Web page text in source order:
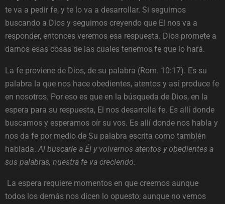
te va a pedir fe, y te lo va a desarrollar. Si seguimos
buscando a Dios y seguimos creyendo que El nos va a
responder, entonces veremos esa respuesta. Dios promete a
darnos esas cosas de las cuales tenemos fe que lo hará.
La fe proviene de Dios, de su palabra (Rom. 10:17). Es su
palabra la que nos hace obedientes, atentos y así produce fe
en nosotros. Por eso es que en la búsqueda de Dios, en la
espera para su respuesta, El nos desarrolla fe. Es allí donde
buscamos y esperamos oír su vos. Es allí donde nos habla y
nos da fe por medio de Su palabra escrita como también
hablada.Al buscarle a Él y volvernos atentos y obedientes a
sus palabras, nuestra fe va creciendo.
La espera requiere momentos en que creemos aunque
todos los demás nos dicen lo opuesto; aunque no vemos